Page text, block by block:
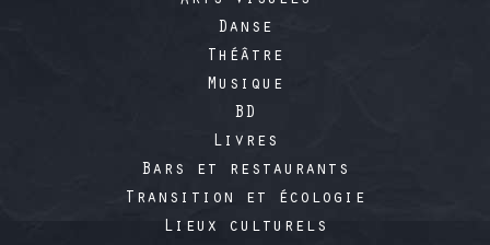
Danse
Théâtre
Musique
BD
Livres
Bars et restaurants
Transition et écologie
Lieux culturels